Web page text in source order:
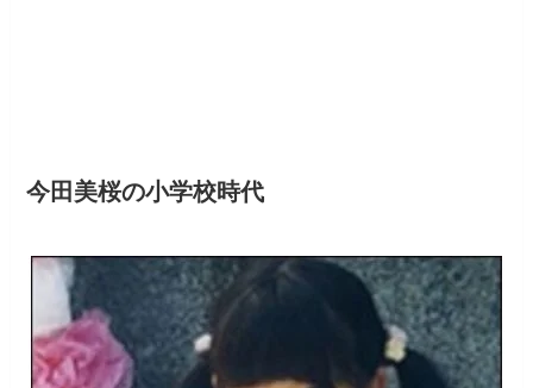
今田美桜の小学校時代